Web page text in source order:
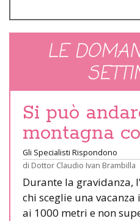
LE
Si può
montagna
Gli Specialisti Rispondono
di Dottor Claudio Ivan Brambilla
Durante la
chi sceglie una
ai 1000 metri e non